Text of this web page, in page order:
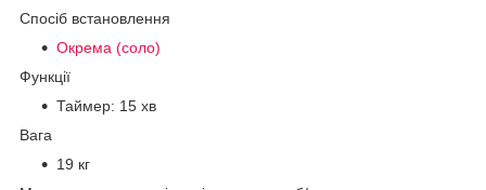
Спосіб встановлення
Окрема (соло)
Функції
Таймер: 15 хв
Вага
19 кг